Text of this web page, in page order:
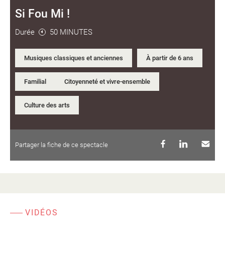
Si Fou Mi !
Durée 50 MINUTES
Musiques classiques et anciennes À partir de 6 ans
Familial Citoyenneté et vivre-ensemble
Culture des arts
Partager la fiche de ce spectacle
VIDÉOS